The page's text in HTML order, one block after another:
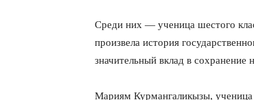
Среди них — ученица шестого
произвела история
значительный вклад в сохранение
Мариям Курмангаликызы,